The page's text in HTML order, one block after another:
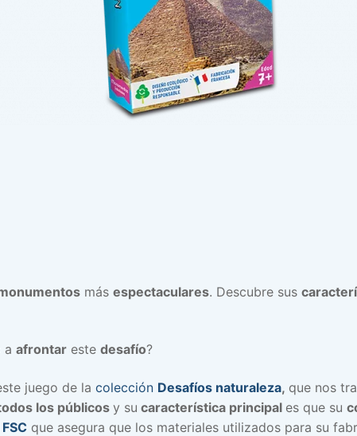
más espectaculares. Descubre sus
a afrontar este desafío?
juego de la colección Desafíos naturaleza, que nos
los públicos y su característica principal es que su
que asegura que los materiales utilizados para su